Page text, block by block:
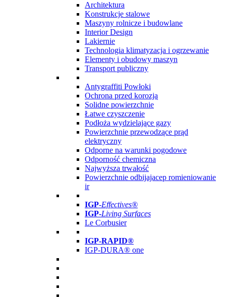
Architektura
Konstrukcje stalowe
Maszyny rolnicze i budowlane
Interior Design
Lakiernie
Technologia klimatyzacja i ogrzewanie
Elementy i obudowy maszyn
Transport publiczny
Antygraffiti Powłoki
Ochrona przed korozją
Solidne powierzchnie
Łatwe czyszczenie
Podłoża wydzielające gazy
Powierzchnie przewodzące prąd
elektryczny
Odporne na warunki pogodowe
Odporność chemiczna
Najwyższa trwałość
Powierzchnie odbijajacep romieniowanie
ir
IGP-Effectives®
IGP-Living Surfaces
Le Corbusier
IGP-RAPID®
IGP-DURA® one